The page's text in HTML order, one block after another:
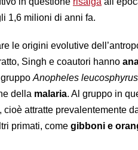
1,6 milioni di anni fa.
le origini evolutive
Singh e coautori hanno
Anopheles leucosphyrus
della malaria. Al gruppo in
cioè attratte prevalentemente
primati, come gibboni e